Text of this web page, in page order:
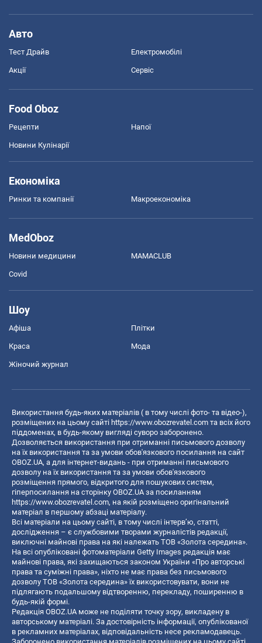
Авто
Тест Драйв Електромобілі
Акції Сервіс
Food Oboz
Рецепти Напої
Новини Кулінарії
Економіка
Ринки та компанії Макроекономіка
MedOboz
Новини медицини MAMACLUB
Covid
Шоу
Афіша Плітки
Краса Мода
Жіночий журнал
Використання будь-яких матеріалів ( в тому числі фото- та відео-),
розміщених на цьому сайті https://www.obozrevatel.com та всіх його
піддоменах, в будь-якому вигляді суворо заборонено.
Дозволяється використання при отриманні письмового дозволу
на їх використання та за умови обов'язкового посилання на сайт
OBOZ.UA, а для інтернет-видань - при отриманні письмового
дозволу на їх використання та за умови обов'язкового
розміщення прямого, відкритого для пошукових систем,
гіперпосилання на сторінку OBOZ.UA за посиланням
https://www.obozrevatel.com, на якій розміщено оригінальний
матеріал в першому абзаці матеріалу.
Всі матеріали на цьому сайті, в тому числі інтерв’ю, статті,
дослідження – є службовими творами журналістів редакції,
виключні майнові права на які належать ТОВ «Золота середина».
На всі опубліковані фотоматеріали Getty Images редакція має
майнові права, які захищаються законом України «Про авторські
права та суміжні права», ніхто не має права без письмового
дозволу ТОВ «Золота середина» їх використовувати, вони не
підлягають подальшому відтворенню, перекладу, поширенню в
будь-якій формі.
Редакція OBOZ.UA може не поділяти точку зору, викладену в
авторському матеріалі. За достовірність інформації, опублікованої
в рекламних матеріалах, відповідальність несе рекламодавець.